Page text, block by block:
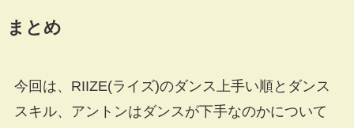
まとめ
今回は、RIIZE(ライズ)のダンス上手い順とダンス
スキル、アントンはダンスが下手なのかについて